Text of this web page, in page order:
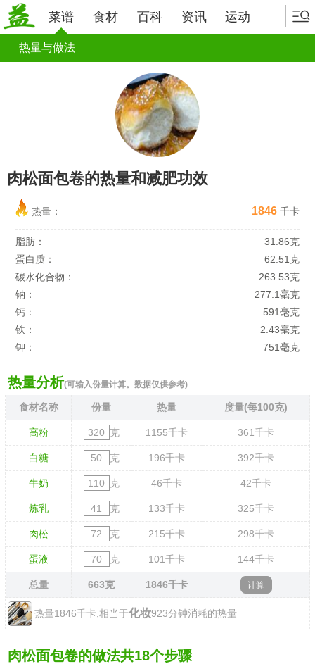
菜谱 食材 百科 资讯 运动
热量与做法
肉松面包卷的热量和减肥功效
热量： 1846 千卡
脂肪：
31.86克
蛋白质：
62.51克
碳水化合物：
263.53克
钠：
277.1毫克
钙：
591毫克
铁：
2.43毫克
钾：
751毫克
热量分析(可输入份量计算。数据仅供参考)
食材名称 份量 热量 度量(每100克)
高粉 克 1155千卡 361千卡
白糖 克 196千卡 392千卡
牛奶 克 46千卡 42千卡
炼乳 克 133千卡 325千卡
肉松 克 215千卡 298千卡
蛋液 克 101千卡 144千卡
总量 663克 1846千卡
热量1846千卡,相当于化妆923分钟消耗的热量
肉松面包卷的做法共18个步骤